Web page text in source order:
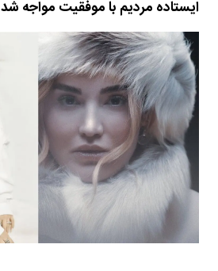
ایستاده مردیم با موفقیت مواجه شد